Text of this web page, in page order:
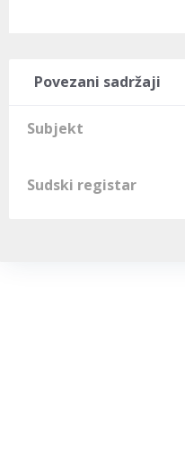
Povezani sadržaji
Subjekt
Sudski registar